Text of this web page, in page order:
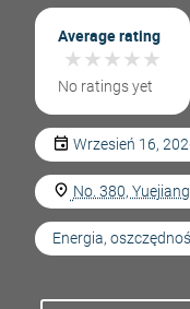
Average rating
★★★★★
★★★★★
No ratings yet
Wrzesień 16,
No. 380,
Energia,